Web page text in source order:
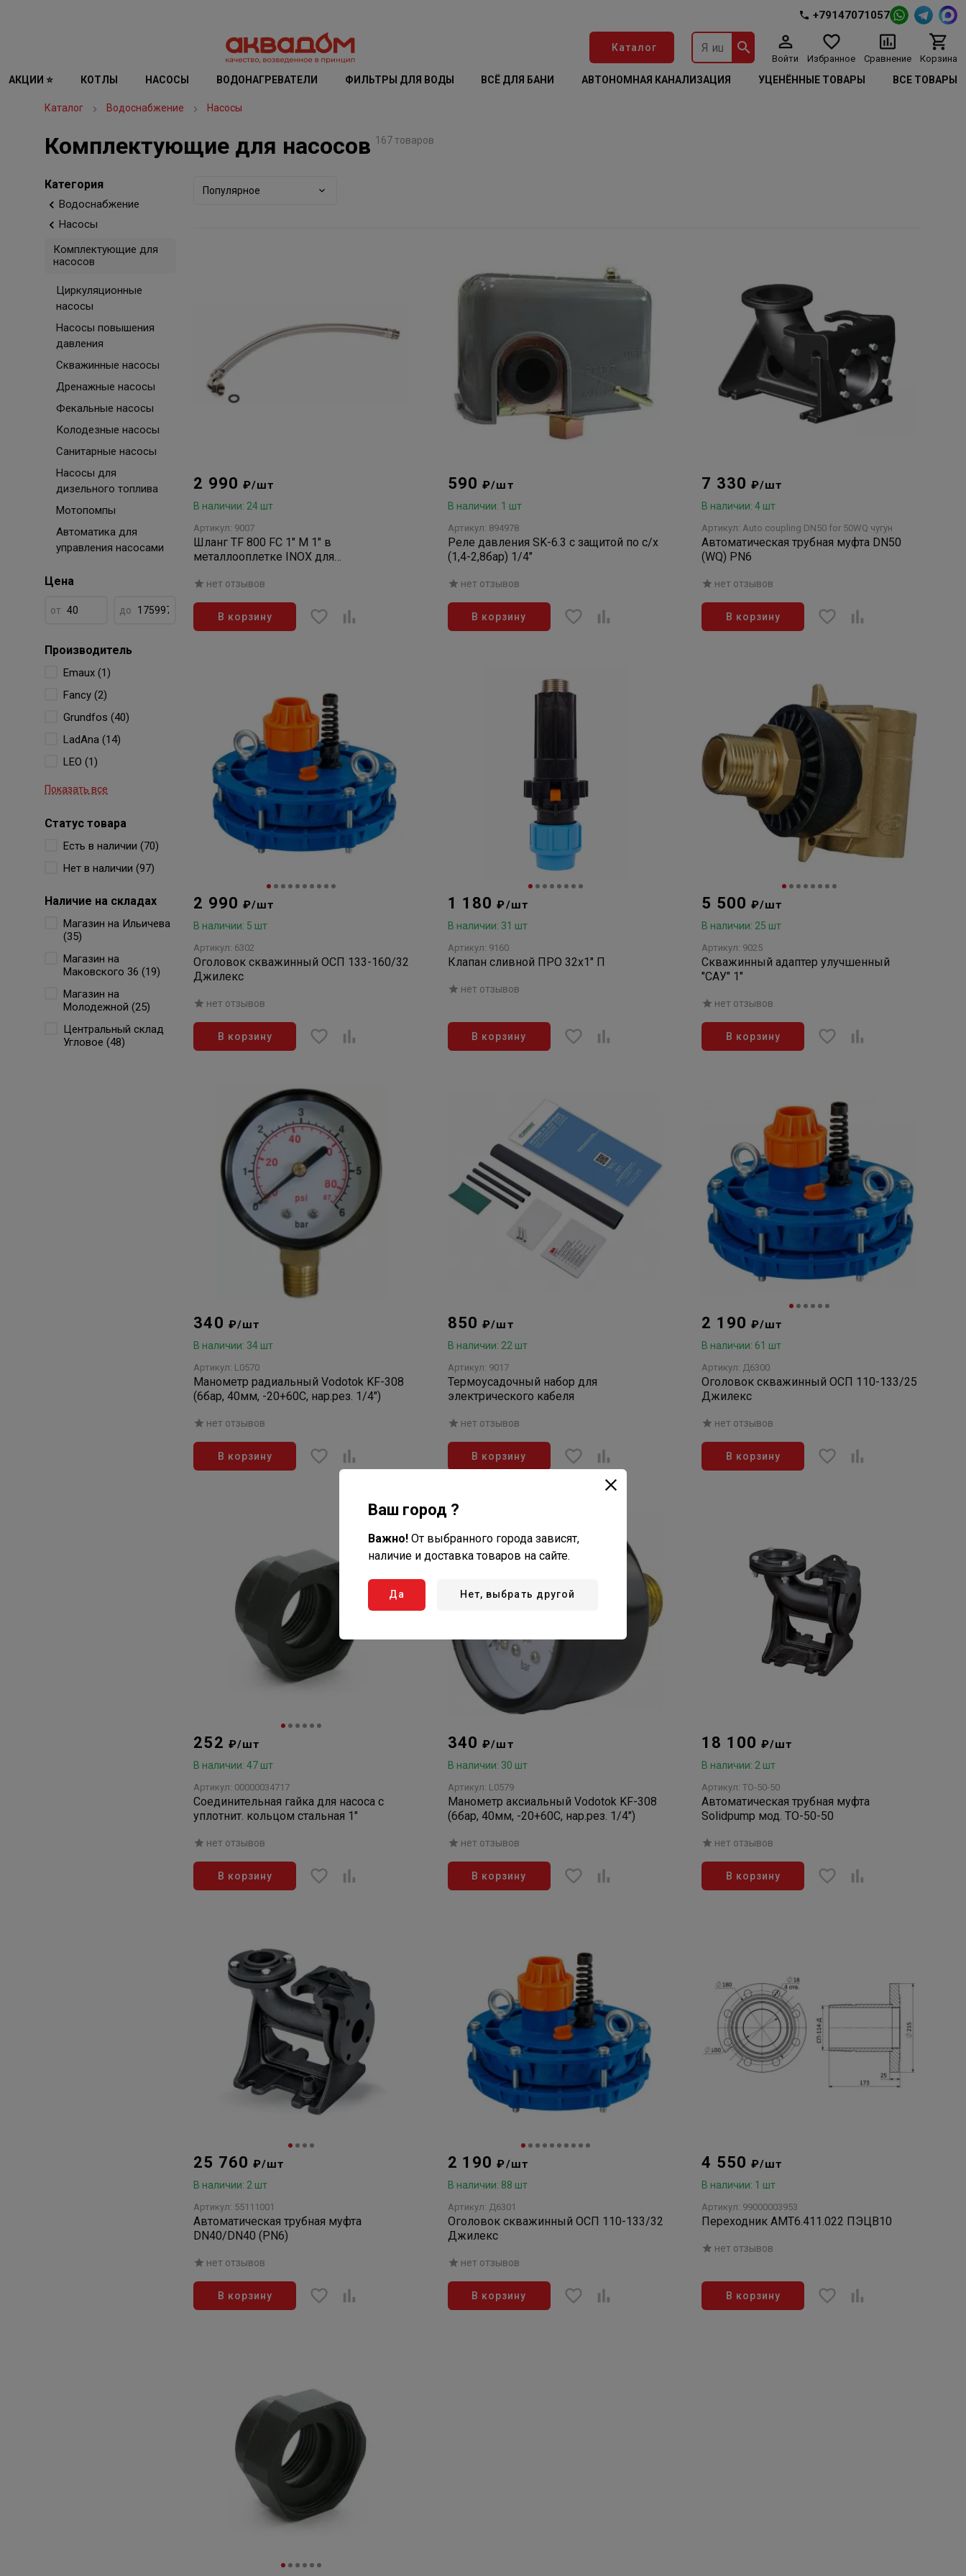
+79147071057
Каталог
Войти Избранное Сравнение Корзина
АКЦИИ ⭐ КОТЛЫ НАСОСЫ ВОДОНАГРЕВАТЕЛИ ФИЛЬТРЫ ДЛЯ ВОДЫ ВСЁ ДЛЯ БАНИ АВТОНОМНАЯ КАНАЛИЗАЦИЯ УЦЕНЁННЫЕ ТОВАРЫ ВСЕ ТОВАРЫ
Каталог Водоснабжение Насосы
Комплектующие для насосов 167 товаров
Категория
Водоснабжение
Насосы
Комплектующие для
насосов
Циркуляционные
насосы
Насосы повышения
давления
Скважинные насосы
Дренажные насосы
Фекальные насосы
Колодезные насосы
Санитарные насосы
Насосы для
дизельного топлива
Мотопомпы
Автоматика для
управления насосами
Цена
от до
Производитель
Emaux (1)
Fancy (2)
Grundfos (40)
LadAna (14)
LEO (1)
Показать все
Статус товара
Есть в наличии (70)
Нет в наличии (97)
Наличие на складах
Магазин на Ильичева
(35)
Магазин на
Маковского 36 (19)
Магазин на
Молодежной (25)
Центральный склад
Угловое (48)
Популярное
2 990 ₽/шт
В наличии: 24 шт
Артикул: 9007
Шланг TF 800 FC 1" М 1" в
металлооплетке INOX для
нет отзывов
В корзину
590₽/шт
В наличии: 1 шт
Артикул: 894978
Реле давления SK-6.3 с защитой по с/х
(1,4-2,8бар) 1/4"
нет отзывов
В корзину
7 330 ₽/шт
В наличии: 4 шт
Артикул: Auto coupling DN50 for 50WQ чугун
Автоматическая трубная муфта DN50
(WQ) PN6
нет отзывов
В корзину
2 990 ₽/шт
В наличии: 5 шт
Артикул: 6302
Оголовок скважинный ОСП 133-160/32
Джилекс
нет отзывов
В корзину
1 180₽/шт
В наличии: 31 шт
Артикул: 9160
Клапан сливной ПРО 32х1" П
нет отзывов
В корзину
5 500 ₽/шт
В наличии: 25 шт
Артикул: 9025
Скважинный адаптер улучшенный
"САУ" 1"
нет отзывов
В корзину
340 ₽/шт
В наличии: 34 шт
Артикул: L0570
Манометр радиальный Vodotok KF-308
(6бар, 40мм, -20+60С, нар.рез. 1/4")
нет отзывов
В корзину
850₽/шт
В наличии: 22 шт
Артикул: 9017
Термоусадочный набор для
электрического кабеля
нет отзывов
В корзину
2 190 ₽/шт
В наличии: 61 шт
Артикул: Д6300
Оголовок скважинный ОСП 110-133/25
Джилекс
нет отзывов
В корзину
252 ₽/шт
В наличии: 47 шт
Артикул: 00000034717
Соединительная гайка для насоса с
уплотнит. кольцом стальная 1"
нет отзывов
В корзину
340₽/шт
В наличии: 30 шт
Артикул: L0579
Манометр аксиальный Vodotok KF-308
(6бар, 40мм, -20+60С, нар.рез. 1/4")
нет отзывов
В корзину
18 100₽/шт
В наличии: 2 шт
Артикул: ТО-50-50
Автоматическая трубная муфта
Solidpump мод. ТО-50-50
нет отзывов
В корзину
25 760₽/шт
В наличии: 2 шт
Артикул: 55111001
Автоматическая трубная муфта
DN40/DN40 (PN6)
нет отзывов
В корзину
2 190₽/шт
В наличии: 88 шт
Артикул: Д6301
Оголовок скважинный ОСП 110-133/32
Джилекс
нет отзывов
В корзину
4 550 ₽/шт
В наличии: 1 шт
Артикул: 99000003953
Переходник АМТ6.411.022 ПЭЦВ10
нет отзывов
В корзину
Ваш город ?
Важно! От выбранного города зависят,
наличие и доставка товаров на сайте.
Да Нет, выбрать другой